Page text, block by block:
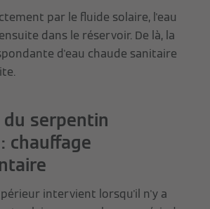
par le fluide solaire, l'eau
dans le réservoir. De là, la
d'eau chaude sanitaire
serpentin
chauffage
intervient lorsqu'il n'y a